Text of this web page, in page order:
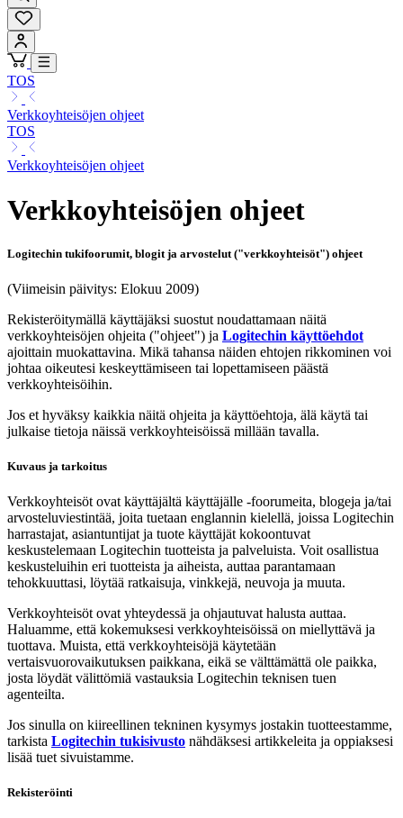
TOS
Verkkoyhteisöjen ohjeet
TOS
Verkkoyhteisöjen ohjeet
Verkkoyhteisöjen ohjeet
Logitechin tukifoorumit, blogit ja arvostelut ("verkkoyhteisöt") ohjeet
(Viimeisin päivitys: Elokuu 2009)
Rekisteröitymällä käyttäjäksi suostut noudattamaan näitä
verkkoyhteisöjen ohjeita ("ohjeet") ja Logitechin käyttöehdot
ajoittain muokattavina. Mikä tahansa näiden ehtojen rikkominen voi
johtaa oikeutesi keskeyttämiseen tai lopettamiseen päästä
verkkoyhteisöihin.
Jos et hyväksy kaikkia näitä ohjeita ja käyttöehtoja, älä käytä tai
julkaise tietoja näissä verkkoyhteisöissä millään tavalla.
Kuvaus ja tarkoitus
Verkkoyhteisöt ovat käyttäjältä käyttäjälle -foorumeita, blogeja ja/tai
arvosteluviestintää, joita tuetaan englannin kielellä, joissa Logitechin
harrastajat, asiantuntijat ja tuote käyttäjät kokoontuvat
keskustelemaan Logitechin tuotteista ja palveluista. Voit osallistua
keskusteluihin eri tuotteista ja aiheista, auttaa parantamaan
tehokkuuttasi, löytää ratkaisuja, vinkkejä, neuvoja ja muuta.
Verkkoyhteisöt ovat yhteydessä ja ohjautuvat halusta auttaa.
Haluamme, että kokemuksesi verkkoyhteisöissä on miellyttävä ja
tuottava. Muista, että verkkoyhteisöjä käytetään
vertaisvuorovaikutuksen paikkana, eikä se välttämättä ole paikka,
josta löydät välittömiä vastauksia Logitechin teknisen tuen
agenteilta.
Jos sinulla on kiireellinen tekninen kysymys jostakin tuotteestamme,
tarkista Logitechin tukisivusto nähdäksesi artikkeleita ja oppiaksesi
lisää tuet sivuistamme.
Rekisteröinti